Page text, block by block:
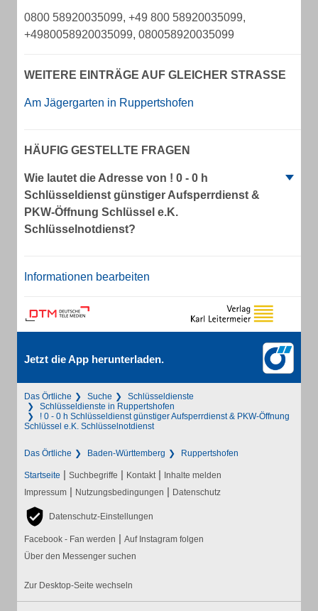
0800 58920035099, +49 800 58920035099,
+4980058920035099, 080058920035099
WEITERE EINTRÄGE AUF GLEICHER STRASSE
Am Jägergarten in Ruppertshofen
HÄUFIG GESTELLTE FRAGEN
Wie lautet die Adresse von ! 0 - 0 h
Schlüsseldienst günstiger Aufsperrdienst &
PKW-Öffnung Schlüssel e.K.
Schlüsselnotdienst?
Informationen bearbeiten
Jetzt die App herunterladen.
Das Örtliche Suche
Schlüsseldienste
Schlüsseldienste in Ruppertshofen
! 0 - 0 h Schlüsseldienst günstiger Aufsperrdienst & PKW-Öffnung
Schlüssel e.K. Schlüsselnotdienst
Das Örtliche Baden-Württemberg Ruppertshofen
Startseite | Suchbegriffe | Kontakt | Inhalte melden
Impressum | Nutzungsbedingungen | Datenschutz
Datenschutz-Einstellungen
Facebook - Fan werden | Auf Instagram folgen
Über den Messenger suchen
Zur Desktop-Seite wechseln